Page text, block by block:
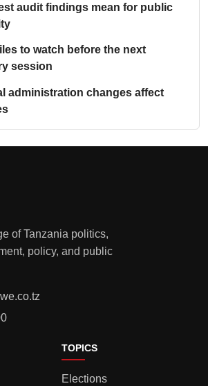
audit findings mean for public
to watch before the next
session
administration changes affect
of Tanzania politics,
policy, and public
TOPICS
Elections